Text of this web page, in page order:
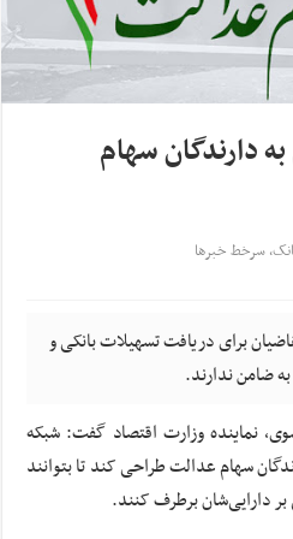
دارندگان سهام
,سرخط خبرها
برای دریافت تسهیلات بانکی و
ضامن ندارند.
نماینده وزارت اقتصاد گفت: شبکه
سهام عدالت طراحی کند تا بتوانند
دارایی‌شان برطرف کنند.